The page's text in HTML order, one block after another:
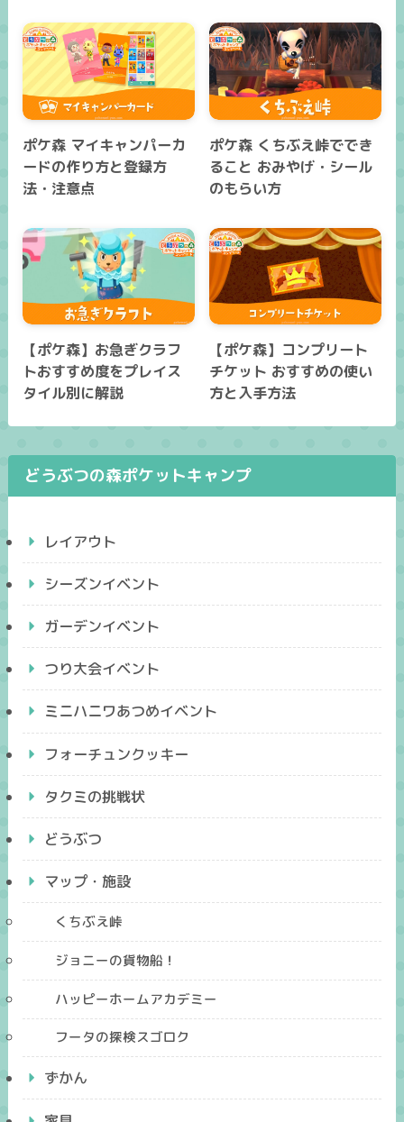
ポケ森 マイキャンパーカ
ードの作り方と登録方
法・注意点
ポケ森 くちぶえ峠ででき
ること おみやげ・シール
のもらい方
【ポケ森】お急ぎクラフ
トおすすめ度をプレイス
タイル別に解説
【ポケ森】コンプリート
チケット おすすめの使い
方と入手方法
どうぶつの森ポケットキャンプ
レイアウト
シーズンイベント
ガーデンイベント
つり大会イベント
ミニハニワあつめイベント
フォーチュンクッキー
タクミの挑戦状
どうぶつ
マップ・施設
くちぶえ峠
ジョニーの貨物船！
ハッピーホームアカデミー
フータの探検スゴロク
ずかん